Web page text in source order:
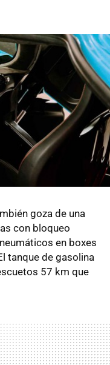
goza de una
con bloqueo
en boxes
tanque de gasolina
57 km que